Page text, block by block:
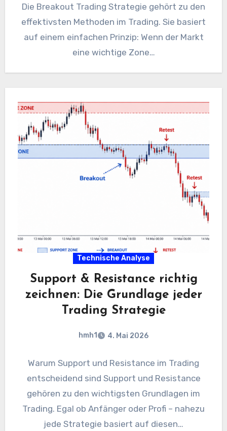
Die Breakout Trading Strategie gehört zu den
effektivsten Methoden im Trading. Sie basiert
auf einem einfachen Prinzip: Wenn der Markt
eine wichtige Zone…
Technische Analyse
Support & Resistance richtig
zeichnen: Die Grundlage jeder
Trading Strategie
hmh1 4. Mai 2026
Warum Support und Resistance im Trading
entscheidend sind Support und Resistance
gehören zu den wichtigsten Grundlagen im
Trading. Egal ob Anfänger oder Profi – nahezu
jede Strategie basiert auf diesen…